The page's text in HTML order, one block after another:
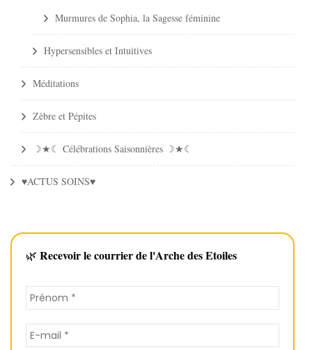
Murmures de Sophia, la Sagesse féminine
Hypersensibles et Intuitives
Méditations
Zèbre et Pépites
☽★☾ Célébrations Saisonnières ☽★☾
♥ACTUS SOINS♥
🌿 Recevoir le courrier de l'Arche des Etoiles